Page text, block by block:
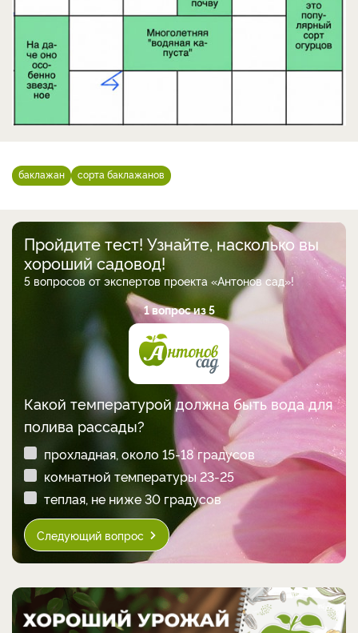
баклажан сорта баклажанов
Пройдите тест! Узнайте, насколько вы
хороший садовод!
5 вопросов от экспертов проекта «Антонов сад»!
1 вопрос из 5
Какой температурой должна быть вода для
полива рассады?
прохладная, около 15-18 градусов
комнатной температуры 23-25
теплая, не ниже 30 градусов
Следующий вопрос